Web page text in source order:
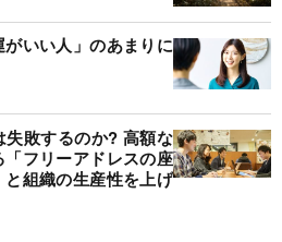
いい人」のあまりに
敗するのか? 高額な
フリーアドレスの座
組織の生産性を上げ